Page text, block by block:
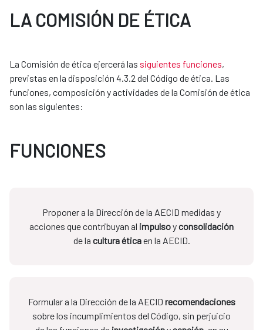
LA COMISIÓN DE ÉTICA
La Comisión de ética ejercerá las siguientes funciones,
previstas en la disposición 4.3.2 del Código de ética. Las
funciones, composición y actividades de la Comisión de ética
son las siguientes:
FUNCIONES
Proponer a la Dirección de la AECID medidas y
acciones que contribuyan al impulsoyconsolidación
de la cultura éticaen la AECID.
Formular a la Dirección de la AECID recomendaciones
sobre los incumplimientos del Código, sin perjuicio